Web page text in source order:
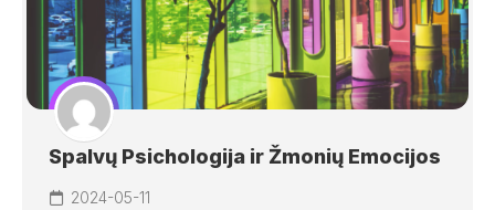
Spalvų Psichologija ir Žmonių Emocijos
2024-05-11